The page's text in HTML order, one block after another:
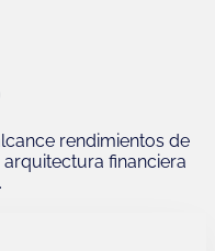
rendimientos de
financiera